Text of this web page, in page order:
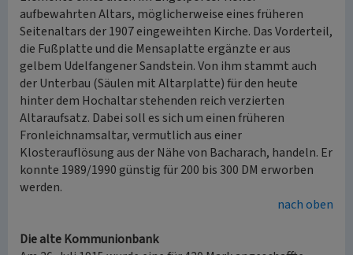
aufbewahrten Altars, möglicherweise eines früheren
Seitenaltars der 1907 eingeweihten Kirche. Das Vorderteil,
die Fußplatte und die Mensaplatte ergänzte er aus
gelbem Udelfangener Sandstein. Von ihm stammt auch
der Unterbau (Säulen mit Altarplatte) für den heute
hinter dem Hochaltar stehenden reich verzierten
Altaraufsatz. Dabei soll es sich um einen früheren
Fronleichnamsaltar, vermutlich aus einer
Klosterauflösung aus der Nähe von Bacharach, handeln. Er
konnte 1989/1990 günstig für 200 bis 300 DM erworben
werden.
nach oben
Die alte Kommunionbank